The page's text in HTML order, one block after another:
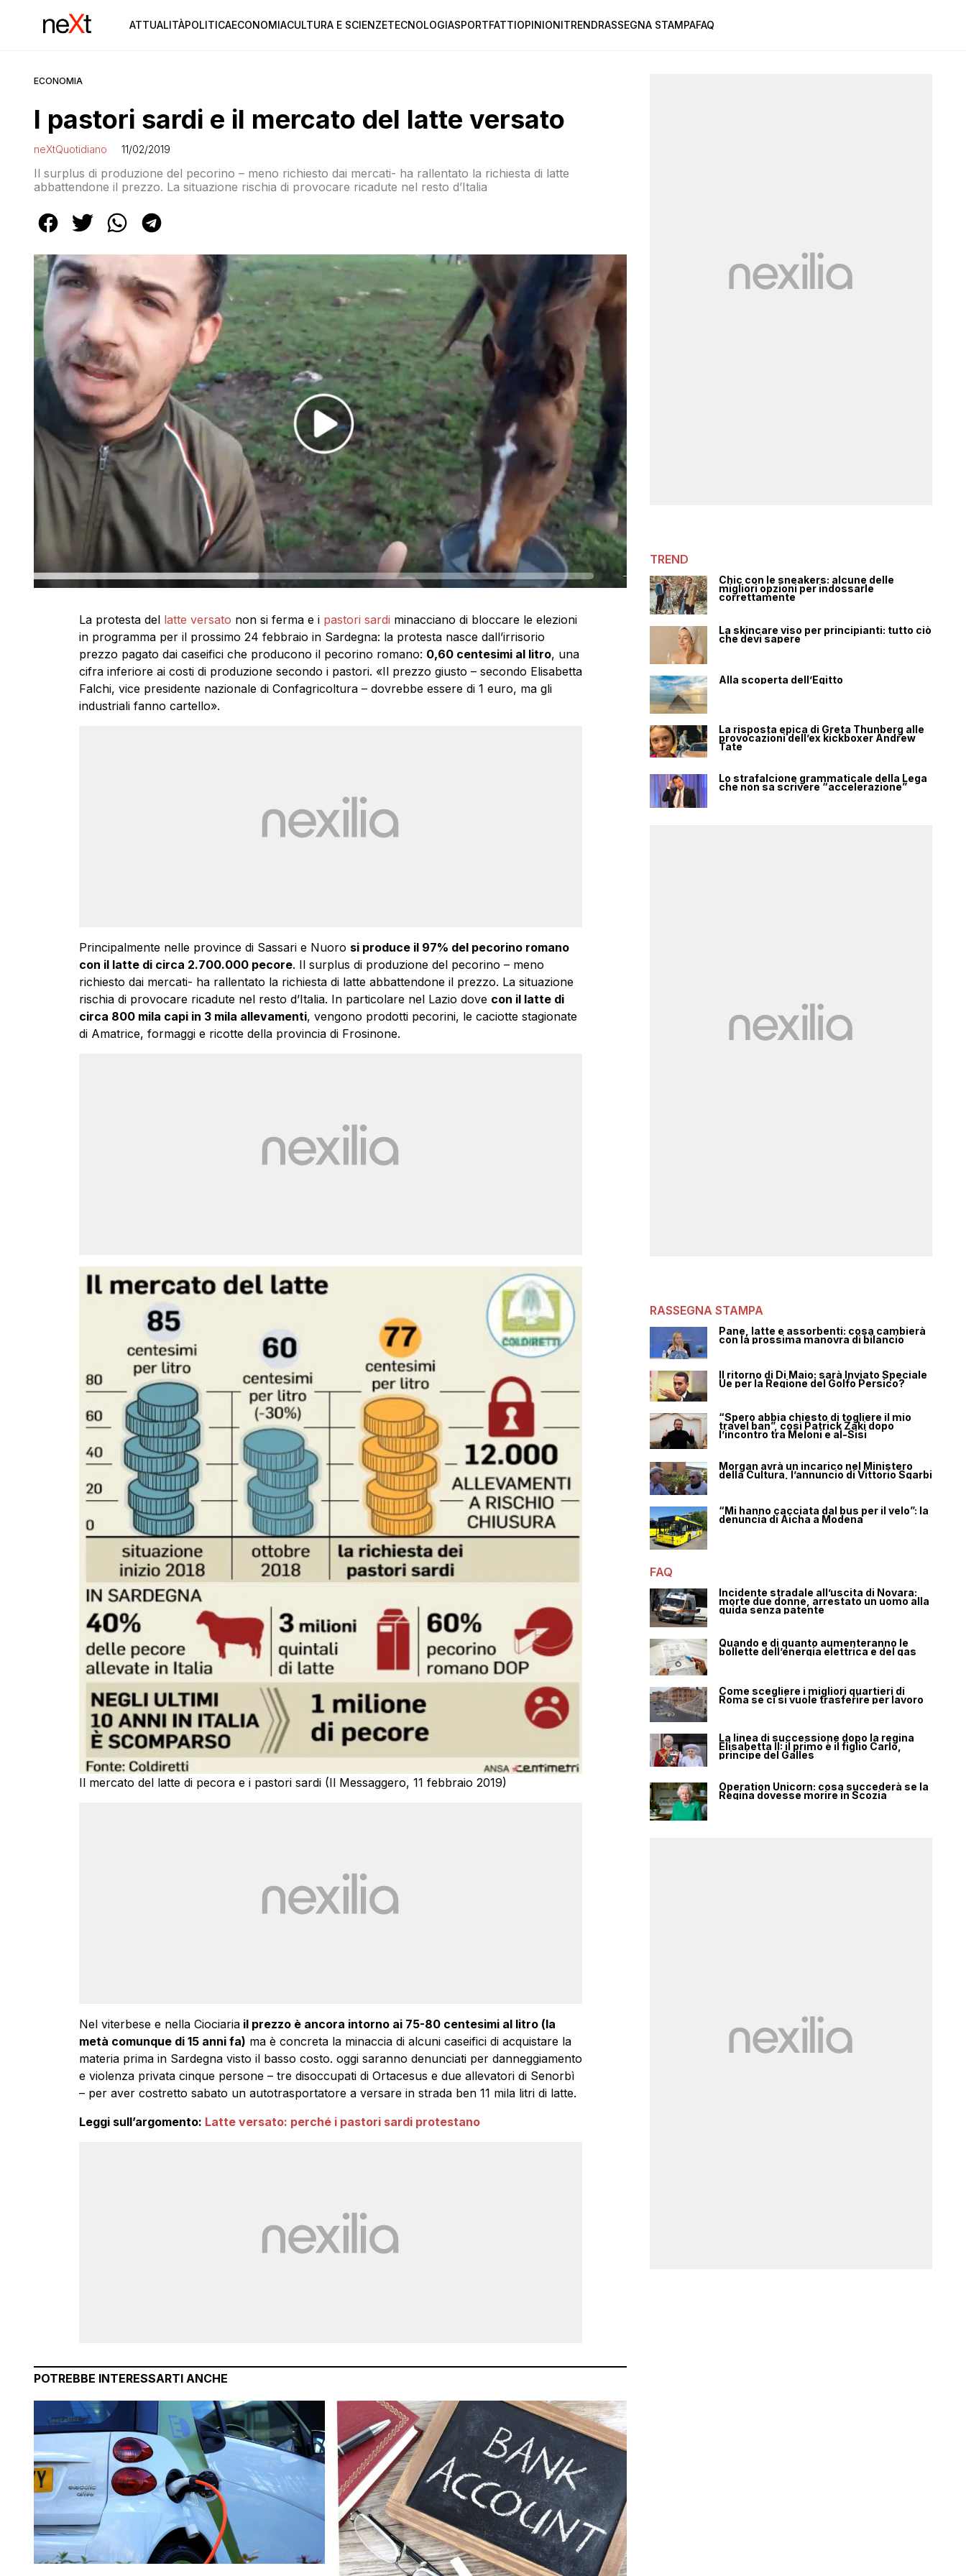
ATTUALITÀPOLITICAECONOMIACULTURA E SCIENZETECNOLOGIASPORTFATTIOPINIONITRENDRASSEGNA STAMPAFAQ
ECONOMIA
I pastori sardi e il mercato del latte versato
neXtQuotidiano 11/02/2019
Il surplus di produzione del pecorino – meno richiesto dai mercati- ha rallentato la richiesta di latte
abbattendone il prezzo. La situazione rischia di provocare ricadute nel resto d’Italia
La protesta del latte versato non si ferma e i pastori sardi minacciano di bloccare le elezioni
in programma per il prossimo 24 febbraio in Sardegna: la protesta nasce dall’irrisorio
prezzo pagato dai caseifici che producono il pecorino romano: 0,60 centesimi al litro, una
cifra inferiore ai costi di produzione secondo i pastori. «Il prezzo giusto – secondo Elisabetta
Falchi, vice presidente nazionale di Confagricoltura – dovrebbe essere di 1 euro, ma gli
industriali fanno cartello».
Principalmente nelle province di Sassari e Nuoro si produce il 97% del pecorino romano
con il latte di circa 2.700.000 pecore. Il surplus di produzione del pecorino – meno
richiesto dai mercati- ha rallentato la richiesta di latte abbattendone il prezzo. La situazione
rischia di provocare ricadute nel resto d’Italia. In particolare nel Lazio dove con il latte di
circa 800 mila capi in 3 mila allevamenti, vengono prodotti pecorini, le caciotte stagionate
di Amatrice, formaggi e ricotte della provincia di Frosinone.
Il mercato del latte di pecora e i pastori sardi (Il Messaggero, 11 febbraio 2019)
Nel viterbese e nella Ciociariail prezzo è ancora intorno ai 75-80 centesimi al litro (la
metà comunque di 15 anni fa) ma è concreta la minaccia di alcuni caseifici di acquistare la
materia prima in Sardegna visto il basso costo. oggi saranno denunciati per danneggiamento
e violenza privata cinque persone – tre disoccupati di Ortacesus e due allevatori di Senorbì
– per aver costretto sabato un autotrasportatore a versare in strada ben 11 mila litri di latte.
Leggi sull’argomento: Latte versato: perché i pastori sardi protestano
POTREBBE INTERESSARTI ANCHE
TREND
Chic con le sneakers: alcune delle
migliori opzioni per indossarle
correttamente
La skincare viso per principianti: tutto ciò
che devi sapere
Alla scoperta dell’Egitto
La risposta epica di Greta Thunberg alle
provocazioni dell’ex kickboxer Andrew
Tate
Lo strafalcione grammaticale della Lega
che non sa scrivere “accelerazione”
RASSEGNA STAMPA
Pane, latte e assorbenti: cosa cambierà
con la prossima manovra di bilancio
Il ritorno di Di Maio: sarà Inviato Speciale
Ue per la Regione del Golfo Persico?
“Spero abbia chiesto di togliere il mio
travel ban”, così Patrick Zaki dopo
l’incontro tra Meloni e al-Sisi
Morgan avrà un incarico nel Ministero
della Cultura, l’annuncio di Vittorio Sgarbi
“Mi hanno cacciata dal bus per il velo”: la
denuncia di Aicha a Modena
FAQ
Incidente stradale all’uscita di Novara:
morte due donne, arrestato un uomo alla
guida senza patente
Quando e di quanto aumenteranno le
bollette dell’energia elettrica e del gas
Come scegliere i migliori quartieri di
Roma se ci si vuole trasferire per lavoro
La linea di successione dopo la regina
Elisabetta II: il primo è il figlio Carlo,
principe del Galles
Operation Unicorn: cosa succederà se la
Regina dovesse morire in Scozia